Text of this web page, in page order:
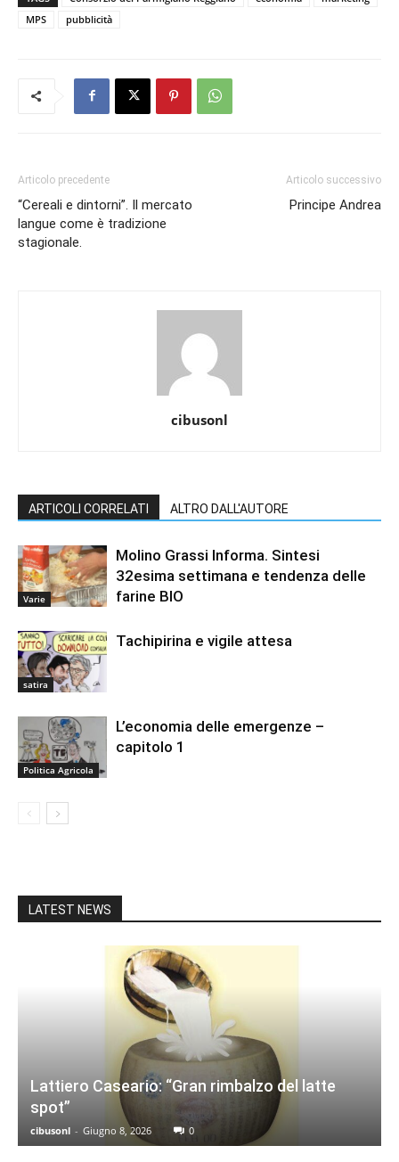
MPS
pubblicità
Articolo precedente
“Cereali e dintorni”. Il mercato
langue come è tradizione
stagionale.
Articolo successivo
Principe Andrea
cibusonl
ARTICOLI CORRELATI ALTRO DALL'AUTORE
Varie
Molino Grassi Informa. Sintesi
32esima settimana e tendenza delle
farine BIO
satira
Tachipirina e vigile attesa
Politica Agricola
L’economia delle emergenze –
capitolo 1
LATEST NEWS
Lattiero Caseario: “Gran rimbalzo del latte
spot”
cibusonl - Giugno 8, 2026 0